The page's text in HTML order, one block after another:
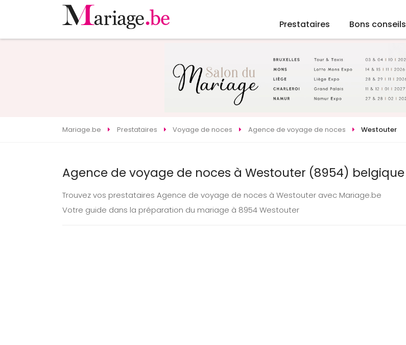
Prestataires Bons conseils
Mariage.be Prestataires Voyage de noces Agence de voyage de noces Westouter
Agence de voyage de noces à Westouter (8954) belgique
Trouvez vos prestataires Agence de voyage de noces à Westouter avec Mariage.be
Votre guide dans la préparation du mariage à 8954 Westouter